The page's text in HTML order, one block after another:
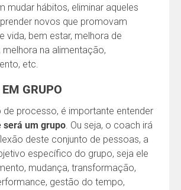
mudar hábitos, eliminar aqueles
novos que promovam
vida, bem estar, melhora de
melhora na alimentação,
etc.
GRUPO
processo, é importante entender
será um grupo. Ou seja, o coach irá
deste conjunto de pessoas, a
específico do grupo, seja ele
mudança, transformação,
gestão do tempo,